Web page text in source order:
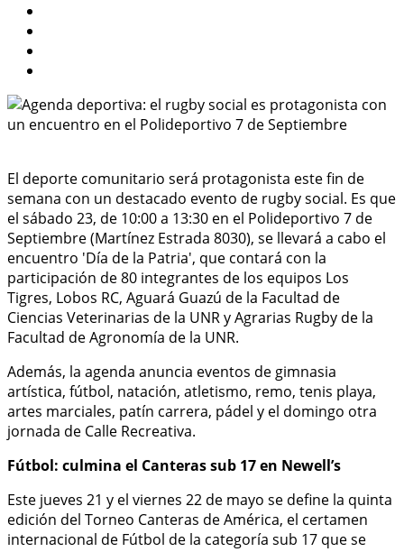
El deporte comunitario será protagonista este fin de
semana con un destacado evento de rugby social. Es que
el sábado 23, de 10:00 a 13:30 en el Polideportivo 7 de
Septiembre (Martínez Estrada 8030), se llevará a cabo el
encuentro 'Día de la Patria', que contará con la
participación de 80 integrantes de los equipos Los
Tigres, Lobos RC, Aguará Guazú de la Facultad de
Ciencias Veterinarias de la UNR y Agrarias Rugby de la
Facultad de Agronomía de la UNR.
Además, la agenda anuncia eventos de gimnasia
artística, fútbol, natación, atletismo, remo, tenis playa,
artes marciales, patín carrera, pádel y el domingo otra
jornada de Calle Recreativa.
Fútbol: culmina el Canteras sub 17 en Newell’s
Este jueves 21 y el viernes 22 de mayo se define la quinta
edición del Torneo Canteras de América, el certamen
internacional de Fútbol de la categoría sub 17 que se